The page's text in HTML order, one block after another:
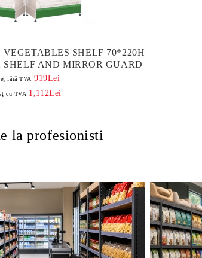
SHELF 70*220H
SHELF AND MIRROR GUARD
fără TVA 919Lei
cu TVA 1,112Lei
la profesionisti